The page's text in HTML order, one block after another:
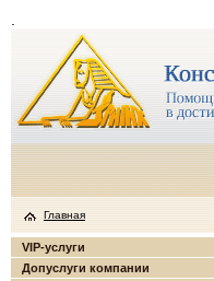
Главная
VIP-услуги
Допуслуги компании